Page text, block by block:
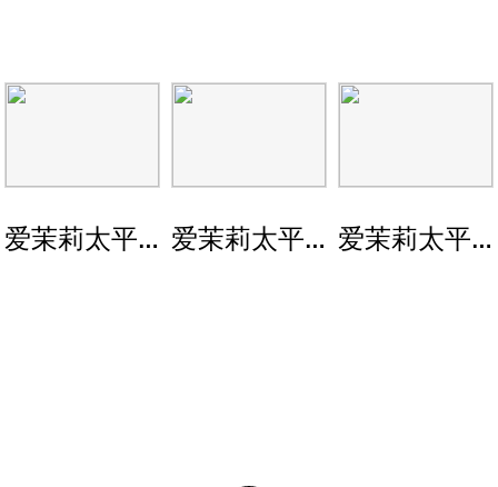
爱茉莉太平洋连续四年荣获CES创新奖
爱茉莉太平洋虚拟爱茉莉太平